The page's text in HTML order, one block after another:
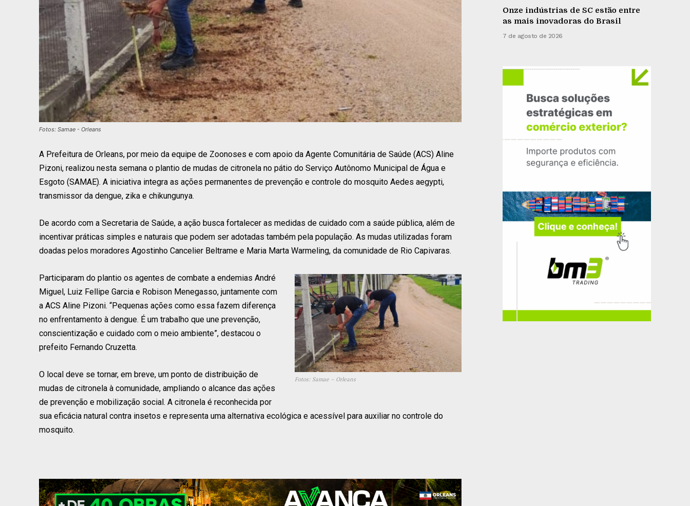
Fotos: Samae - Orleans
A Prefeitura de Orleans, por meio da equipe de Zoonoses e com apoio da Agente Comunitária de Saúde (ACS) Aline
Pizoni, realizou nesta semana o plantio de mudas de citronela no pátio do Serviço Autônomo Municipal de Água e
Esgoto (SAMAE). A iniciativa integra as ações permanentes de prevenção e controle do mosquito Aedes aegypti,
transmissor da dengue, zika e chikungunya.
De acordo com a Secretaria de Saúde, a ação busca fortalecer as medidas de cuidado com a saúde pública, além de
incentivar práticas simples e naturais que podem ser adotadas também pela população. As mudas utilizadas foram
doadas pelos moradores Agostinho Cancelier Beltrame e Maria Marta Warmeling, da comunidade de Rio Capivaras.
Fotos: Samae – Orleans
Participaram do plantio os agentes de combate a endemias André
Miguel, Luiz Fellipe Garcia e Robison Menegasso, juntamente com
a ACS Aline Pizoni. “Pequenas ações como essa fazem diferença
no enfrentamento à dengue. É um trabalho que une prevenção,
conscientização e cuidado com o meio ambiente”, destacou o
prefeito Fernando Cruzetta.
O local deve se tornar, em breve, um ponto de distribuição de
mudas de citronela à comunidade, ampliando o alcance das ações
de prevenção e mobilização social. A citronela é reconhecida por
sua eficácia natural contra insetos e representa uma alternativa ecológica e acessível para auxiliar no controle do
mosquito.
Onze indústrias de SC estão entre
as mais inovadoras do Brasil
7 de agosto de 2026